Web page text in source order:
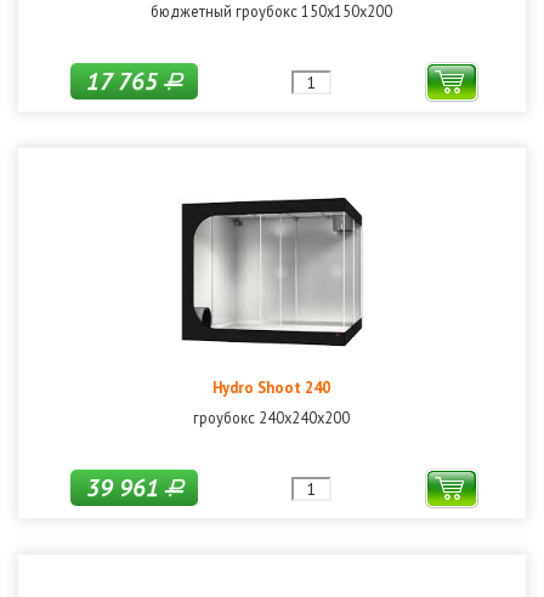
бюджетный гроубокс 150х150х200
17 765Р
Hydro Shoot 240
гроубокс 240х240х200
39 961Р